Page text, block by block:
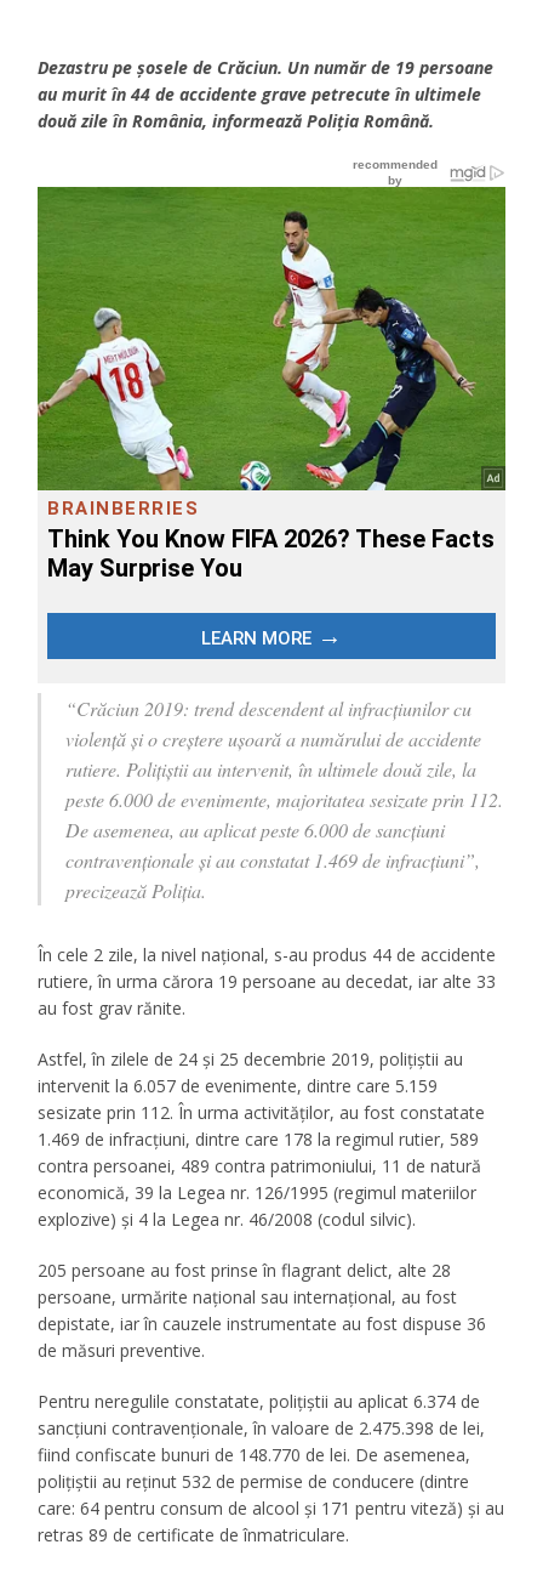
Dezastru pe şosele de Crăciun. Un număr de 19 persoane
au murit în 44 de accidente grave petrecute în ultimele
două zile în România, informează Poliţia Română.
“Crăciun 2019: trend descendent al infracțiunilor cu
violență și o creștere ușoară a numărului de accidente
rutiere. Polițiștii au intervenit, în ultimele două zile, la
peste 6.000 de evenimente, majoritatea sesizate prin 112.
De asemenea, au aplicat peste 6.000 de sancţiuni
contravenţionale și au constatat 1.469 de infracțiuni”,
precizează Poliţia.
În cele 2 zile, la nivel naţional, s-au produs 44 de accidente
rutiere, în urma cărora 19 persoane au decedat, iar alte 33
au fost grav rănite.
Astfel, în zilele de 24 și 25 decembrie 2019, polițiștii au
intervenit la 6.057 de evenimente, dintre care 5.159
sesizate prin 112. În urma activităților, au fost constatate
1.469 de infracţiuni, dintre care 178 la regimul rutier, 589
contra persoanei, 489 contra patrimoniului, 11 de natură
economică, 39 la Legea nr. 126/1995 (regimul materiilor
explozive) și 4 la Legea nr. 46/2008 (codul silvic).
205 persoane au fost prinse în flagrant delict, alte 28
persoane, urmărite național sau internațional, au fost
depistate, iar în cauzele instrumentate au fost dispuse 36
de măsuri preventive.
Pentru neregulile constatate, polițiștii au aplicat 6.374 de
sancţiuni contravenţionale, în valoare de 2.475.398 de lei,
fiind confiscate bunuri de 148.770 de lei. De asemenea,
polițiștii au reținut 532 de permise de conducere (dintre
care: 64 pentru consum de alcool și 171 pentru viteză) și au
retras 89 de certificate de înmatriculare.